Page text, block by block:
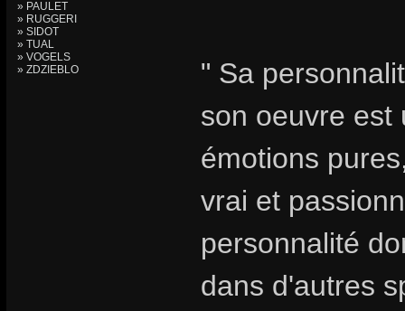
» PAULET
» RUGGERI
» SIDOT
» TUAL
» VOGELS
» ZDZIEBLO
" Sa
son oeuvre est
émotions
vrai et
personnalité
dans d'autres